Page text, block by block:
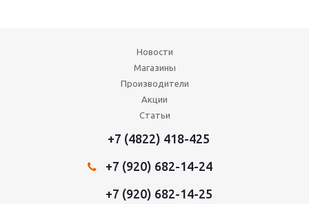
Новости
Магазины
Производители
Акции
Статьи
+7 (4822) 418-425
+7 (920) 682-14-24
+7 (920) 682-14-25